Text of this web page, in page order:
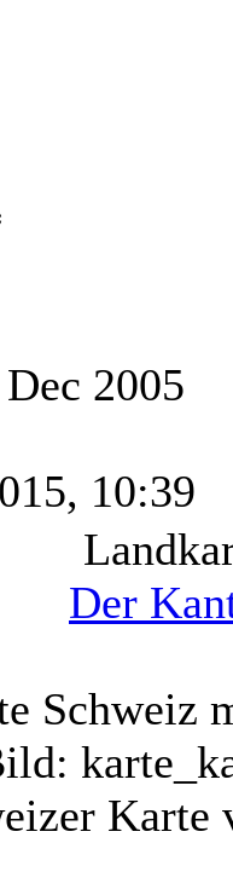
2005
10:39
Der
Schweiz
Karte